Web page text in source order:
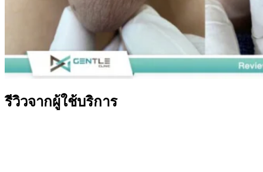
รีวิวจากผู้ใช้บริการ